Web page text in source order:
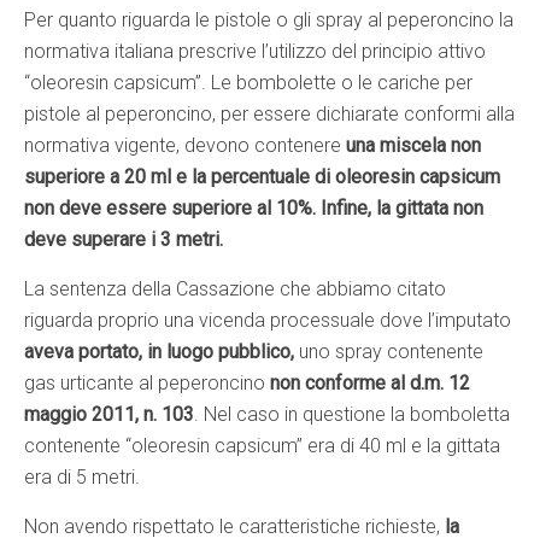
Per quanto riguarda le pistole o gli spray al peperoncino la
normativa italiana prescrive l’utilizzo del principio attivo
“oleoresin capsicum”. Le bombolette o le cariche per
pistole al peperoncino, per essere dichiarate conformi alla
normativa vigente, devono contenere una miscela non
superiore a 20 ml e la percentuale di oleoresin capsicum
non deve essere superiore al 10%. Infine, la gittata non
deve superare i 3 metri.
La sentenza della Cassazione che abbiamo citato
riguarda proprio una vicenda processuale dove l’imputato
aveva portato, in luogo pubblico, uno spray contenente
gas urticante al peperoncino non conforme al d.m. 12
maggio 2011, n. 103 . Nel caso in questione la bomboletta
contenente “oleoresin capsicum” era di 40 ml e la gittata
era di 5 metri.
Non avendo rispettato le caratteristiche richieste, la